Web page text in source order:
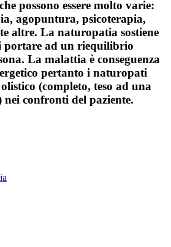
possono essere molto varie:
agopuntura, psicoterapia,
altre. La naturopatia sostiene
portare ad un riequilibrio
La malattia è conseguenza
pertanto i naturopati
(completo, teso ad una
nei confronti del paziente.